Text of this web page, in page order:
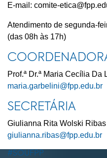
E-mail: comite-
Atendimento de segunda-
(das 08h às 17h)
Prof.ª Dr.ª Maria Cecília Da
maria.garbelini@fpp.edu.br
SECRETÁRIA
Giulianna Rita Wolski Ribas
giulianna.ribas@fpp.edu.br
#SOUFPP